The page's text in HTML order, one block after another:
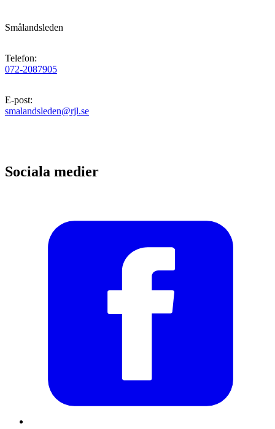
Smålandsleden
Telefon:
072-2087905
E-post:
smalandsleden@rjl.se
Sociala medier